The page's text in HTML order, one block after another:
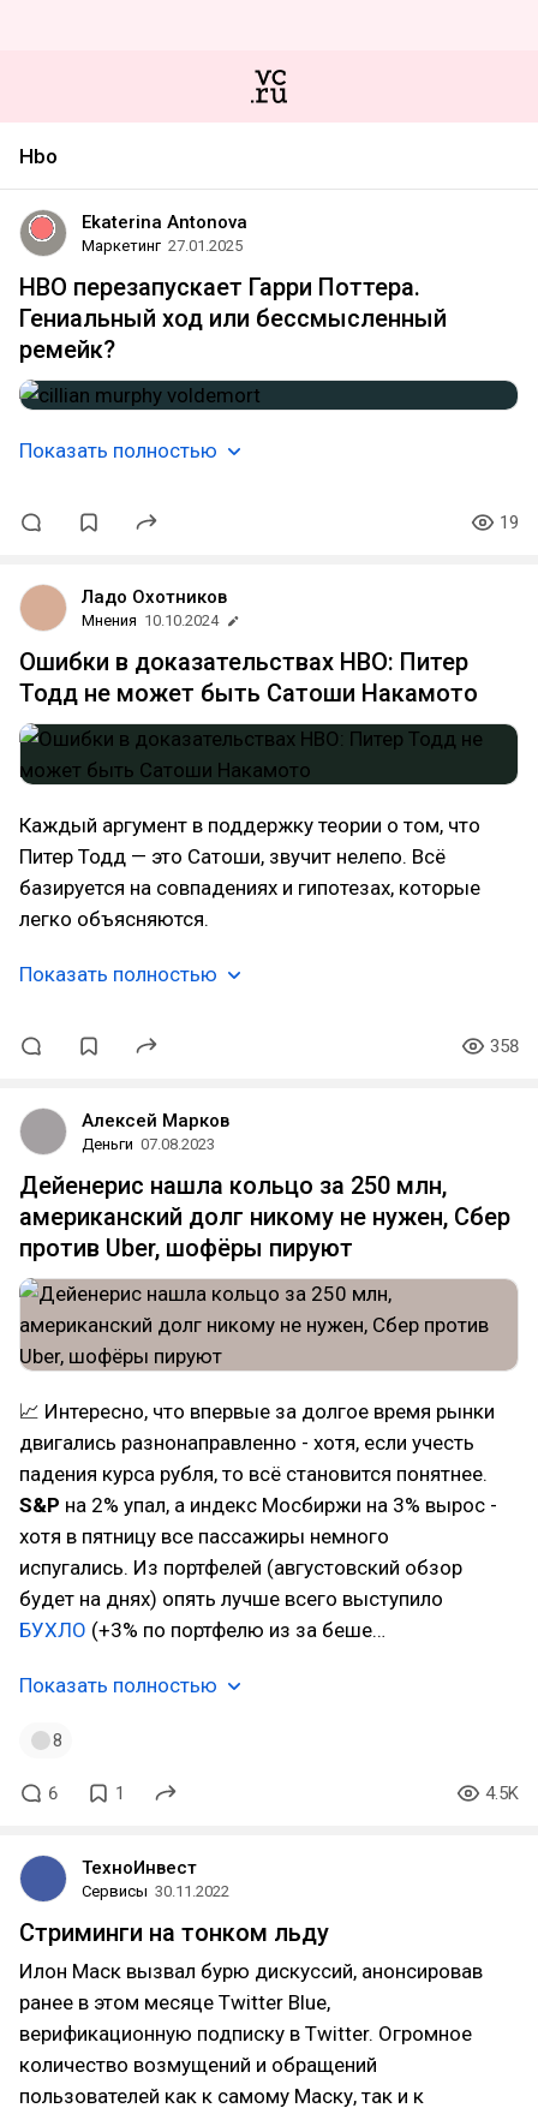
Hbo
Ekaterina Antonova
Маркетинг 27.01.2025
HBO перезапускает Гарри Поттера.
Гениальный ход или бессмысленный
ремейк?
Показать полностью
19
Ладо Охотников
Мнения 10.10.2024
Ошибки в доказательствах HBO: Питер
Тодд не может быть Сатоши Накамото
Каждый аргумент в поддержку теории о том, что
Питер Тодд — это Сатоши, звучит нелепо. Всё
базируется на совпадениях и гипотезах, которые
легко объясняются.
Показать полностью
358
Алексей Марков
Деньги 07.08.2023
Дейенерис нашла кольцо за 250 млн,
американский долг никому не нужен, Сбер
против Uber, шофёры пируют
📈 Интересно, что впервые за долгое время рынки
двигались разнонаправленно - хотя, если учесть
падения курса рубля, то всё становится понятнее.
S&P на 2% упал, а индекс Мосбиржи на 3% вырос -
хотя в пятницу все пассажиры немного
испугались. Из портфелей (августовский обзор
будет на днях) опять лучше всего выступило
БУХЛО (+3% по портфелю из за беше…
Показать полностью
8
6 1 4.5K
ТехноИнвест
Сервисы 30.11.2022
Стриминги на тонком льду
Илон Маск вызвал бурю дискуссий, анонсировав
ранее в этом месяце Twitter Blue,
верификационную подписку в Twitter. Огромное
количество возмущений и обращений
пользователей как к самому Маску, так и к